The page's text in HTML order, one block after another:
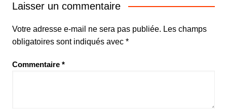
Laisser un commentaire
Votre adresse e-mail ne sera pas publiée. Les champs
obligatoires sont indiqués avec *
Commentaire *